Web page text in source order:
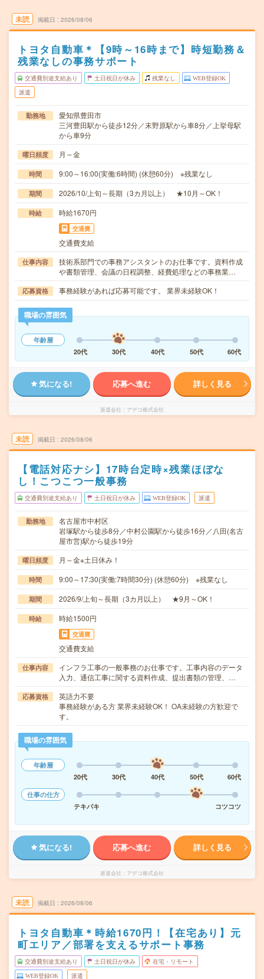
未読 掲載日 2026/08/06
トヨタ自動車＊【9時～16時まで】時短勤務＆
残業なしの事務サポート
交通費別途支給あり 土日祝日が休み 残業なし WEB登録OK
派遣
勤務地
愛知県豊田市
三河豊田駅から徒歩12分／末野原駅から車8分／上挙母駅
から車9分
曜日頻度 月～金
時間 9:00～16:00(実働:6時間) (休憩60分) ※残業なし
期間 2026/10/上旬～長期（3カ月以上） ★10月～OK！
時給 時給1670円
交通費
交通費支給
仕事内容
技術系部門での事務アシスタントのお仕事です。資料作成
や書類管理、会議の日程調整、経費処理などの事務業…
応募資格 事務経験があれば応募可能です。 業界未経験OK！
職場の雰囲気
年齢層
20代
30代 40代 50代 60代
気になる! 応募へ進む 詳しく見る
派遣会社 アデコ株式会社
未読 掲載日 2026/08/06
【電話対応ナシ】17時台定時×残業ほぼな
し！こつこつ一般事務
交通費別途支給あり 土日祝日が休み WEB登録OK 派遣
勤務地
名古屋市中村区
岩塚駅から徒歩8分／中村公園駅から徒歩16分／八田(名古
屋市営)駅から徒歩19分
曜日頻度 月～金※土日休み！
時間 9:00～17:30(実働:7時間30分) (休憩60分) ※残業なし
期間 2026/9/上旬～長期（3カ月以上） ★9月～OK！
時給 時給1500円
交通費
交通費支給
仕事内容
インフラ工事の一般事務のお仕事です。工事内容のデータ
入力、通信工事に関する資料作成、提出書類の管理、…
応募資格
英語力不要
事務経験がある方 業界未経験OK！ OA未経験の方歓迎で
す。
職場の雰囲気
年齢層
20代
30代 40代 50代
60代
仕事の仕方
テキパキ
コツコツ
気になる! 応募へ進む 詳しく見る
派遣会社 アデコ株式会社
未読 掲載日 2026/08/06
トヨタ自動車＊時給1670円！【在宅あり】元
町エリア／部署を支えるサポート事務
交通費別途支給あり 土日祝日が休み 在宅・リモート
WEB登録OK 派遣